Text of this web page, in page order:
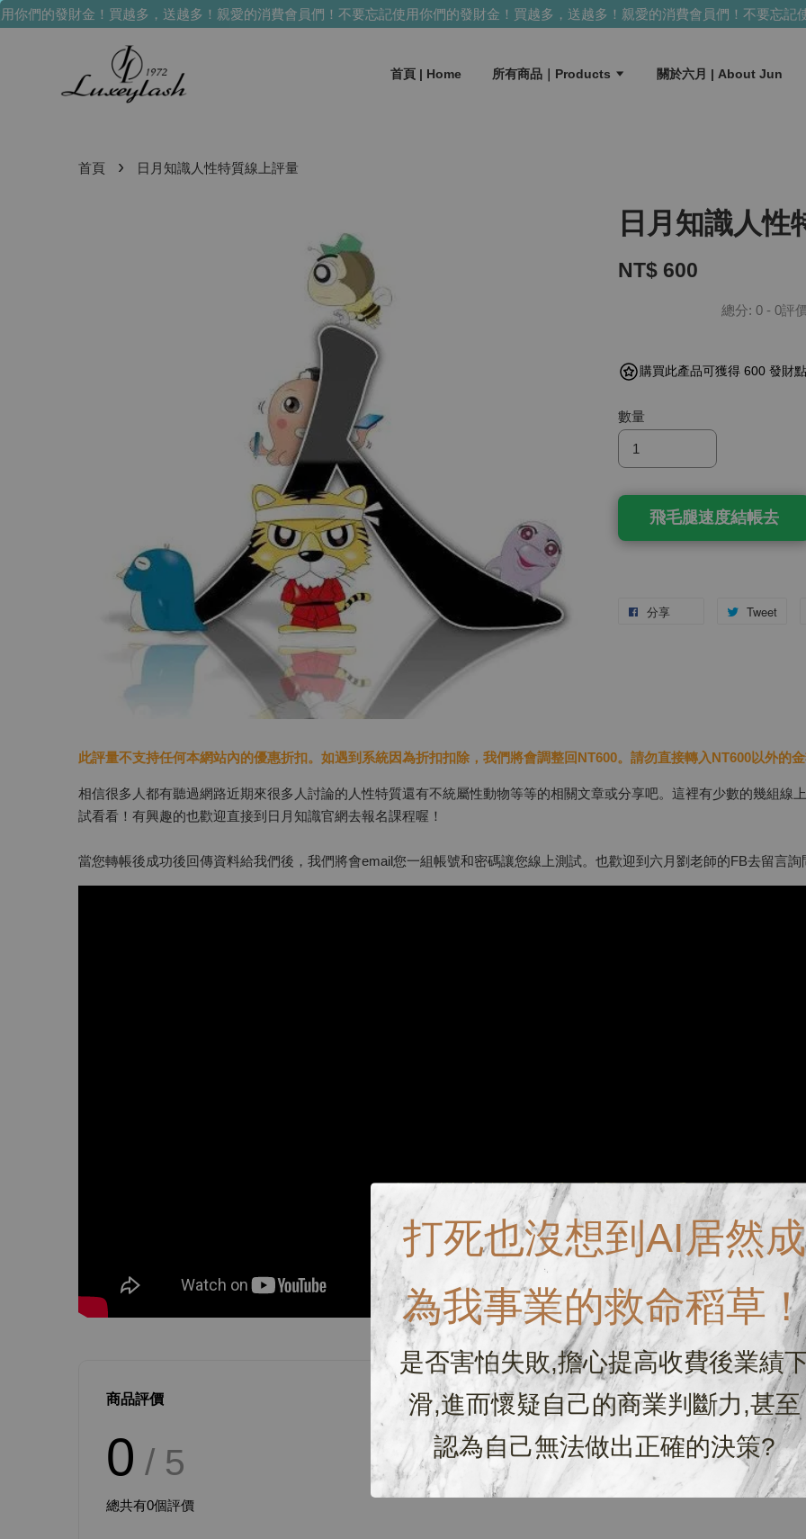
們的發財金！買越多，送越多！親愛的消費會員們！不要忘記使用你們的發財金！買越多，送越多！親愛的消費會員們！不要忘記使
打死也沒想到AI居然成
為我事業的救命稻草！
是否害怕失敗,擔心提高收費後業績
滑,進而懷疑自己的商業判斷力,甚至
認為自己無法做出正確的決策?
首頁 | Home 所有商品｜Products 關於六月 | About Jun
首頁 › 日月知識人性特質線上評量
日月知識人性
NT$ 600
總分: 0 - 0評
購買此產品可獲得 600 發財
數量
飛毛腿速度結帳去
分享 Tweet
此評量不支持任何本網站內的優惠折扣。如遇到系統因為折扣扣除，我們將會調整回NT600。請勿直接轉入NT600以外的
相信很多人都有聽過網路近期來很多人討論的人性特質還有不統屬性動物等等的相關文章或分享吧。這裡有少數的幾組線
試看看！有興趣的也歡迎直接到日月知識官網去報名課程喔！
當您轉帳後成功後回傳資料給我們後，我們將會email您一組帳號和密碼讓您線上測試。也歡迎到六月劉老師的FB去留言
商品評價
0 / 5
總共有0個評價